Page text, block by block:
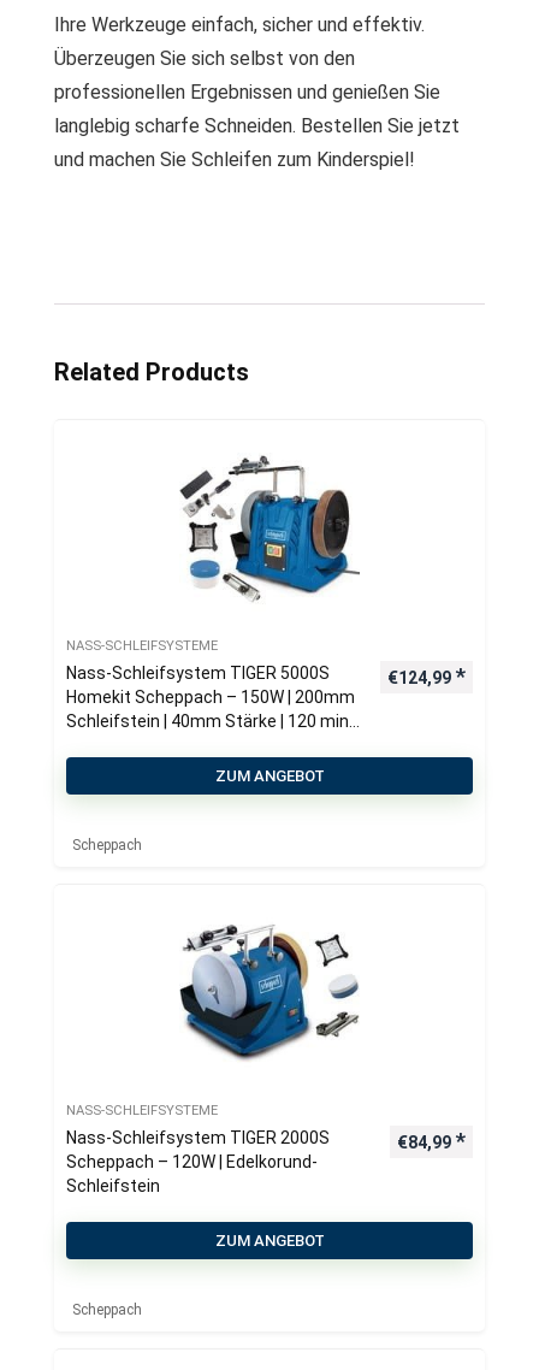
Ihre Werkzeuge einfach, sicher und effektiv.
Überzeugen Sie sich selbst von den
professionellen Ergebnissen und genießen Sie
langlebig scharfe Schneiden. Bestellen Sie jetzt
und machen Sie Schleifen zum Kinderspiel!
Related Products
NASS-SCHLEIFSYSTEME
Nass-Schleifsystem TIGER 5000S
Homekit Scheppach – 150W | 200mm
Schleifstein | 40mm Stärke | 120 min-
€124,99
ZUM ANGEBOT
Scheppach
NASS-SCHLEIFSYSTEME
Nass-Schleifsystem TIGER 2000S
Scheppach – 120W | Edelkorund-
Schleifstein
€84,99
ZUM ANGEBOT
Scheppach